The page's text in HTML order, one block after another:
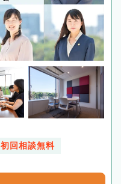
初回相談無料